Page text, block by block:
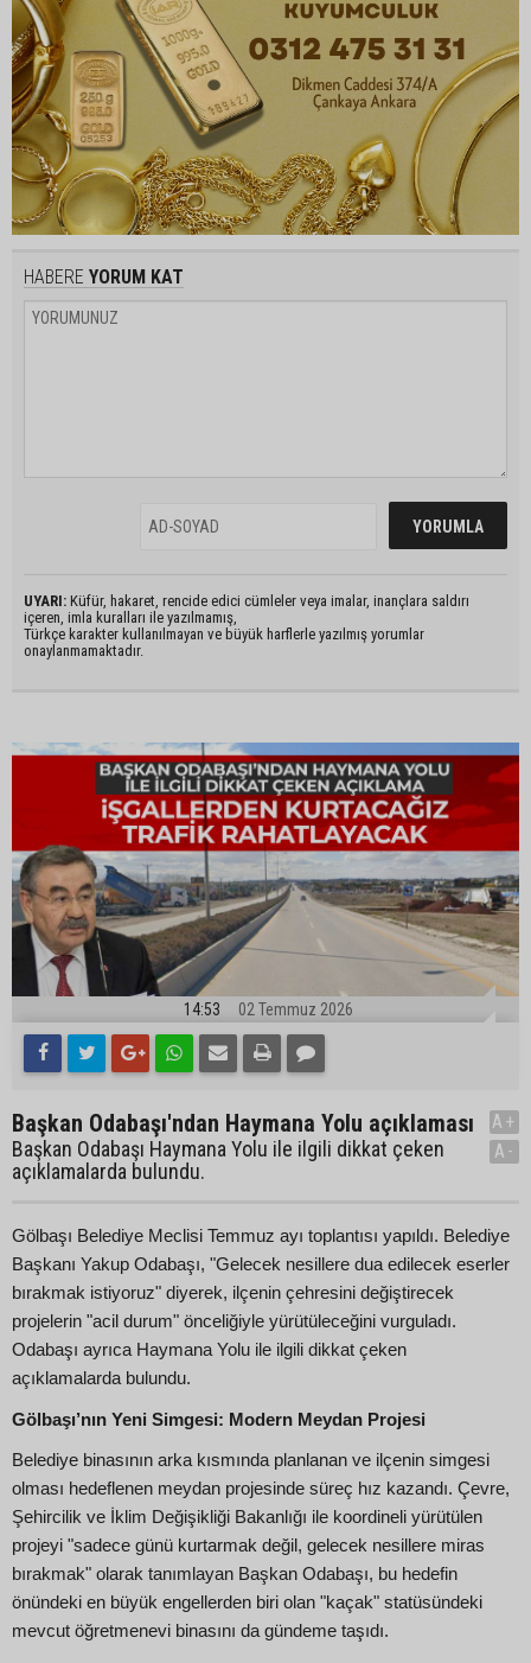
HABERE YORUM KAT
UYARI: Küfür, hakaret, rencide edici cümleler veya imalar, inançlara saldırı
içeren, imla kuralları ile yazılmamış,
Türkçe karakter kullanılmayan ve büyük harflerle yazılmış yorumlar
onaylanmamaktadır.
14:53 02 Temmuz 2026
Başkan Odabaşı'ndan Haymana Yolu açıklaması
Başkan Odabaşı Haymana Yolu ile ilgili dikkat çeken
açıklamalarda bulundu.
A+
A-
Gölbaşı Belediye Meclisi Temmuz ayı toplantısı yapıldı. Belediye
Başkanı Yakup Odabaşı, "Gelecek nesillere dua edilecek eserler
bırakmak istiyoruz" diyerek, ilçenin çehresini değiştirecek
projelerin "acil durum" önceliğiyle yürütüleceğini vurguladı.
Odabaşı ayrıca Haymana Yolu ile ilgili dikkat çeken
açıklamalarda bulundu.
Gölbaşı’nın Yeni Simgesi: Modern Meydan Projesi
Belediye binasının arka kısmında planlanan ve ilçenin simgesi
olması hedeflenen meydan projesinde süreç hız kazandı. Çevre,
Şehircilik ve İklim Değişikliği Bakanlığı ile koordineli yürütülen
projeyi "sadece günü kurtarmak değil, gelecek nesillere miras
bırakmak" olarak tanımlayan Başkan Odabaşı, bu hedefin
önündeki en büyük engellerden biri olan "kaçak" statüsündeki
mevcut öğretmenevi binasını da gündeme taşıdı.